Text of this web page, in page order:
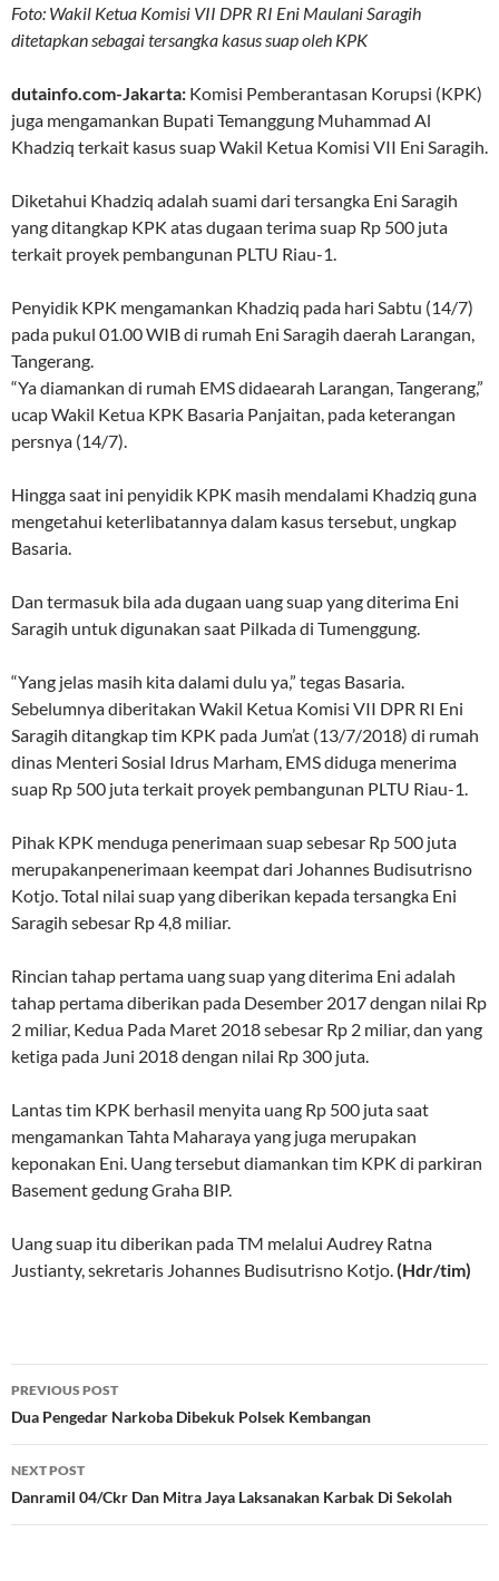
Foto: Wakil Ketua Komisi VII DPR RI Eni Maulani Saragih
ditetapkan sebagai tersangka kasus suap oleh KPK
dutainfo.com-Jakarta: Komisi Pemberantasan Korupsi (KPK)
juga mengamankan Bupati Temanggung Muhammad Al
Khadziq terkait kasus suap Wakil Ketua Komisi VII Eni Saragih.
Diketahui Khadziq adalah suami dari tersangka Eni Saragih
yang ditangkap KPK atas dugaan terima suap Rp 500 juta
terkait proyek pembangunan PLTU Riau-1.
Penyidik KPK mengamankan Khadziq pada hari Sabtu (14/7)
pada pukul 01.00 WIB di rumah Eni Saragih daerah Larangan,
Tangerang.
“Ya diamankan di rumah EMS didaearah Larangan, Tangerang,”
ucap Wakil Ketua KPK Basaria Panjaitan, pada keterangan
persnya (14/7).
Hingga saat ini penyidik KPK masih mendalami Khadziq guna
mengetahui keterlibatannya dalam kasus tersebut, ungkap
Basaria.
Dan termasuk bila ada dugaan uang suap yang diterima Eni
Saragih untuk digunakan saat Pilkada di Tumenggung.
“Yang jelas masih kita dalami dulu ya,” tegas Basaria.
Sebelumnya diberitakan Wakil Ketua Komisi VII DPR RI Eni
Saragih ditangkap tim KPK pada Jum’at (13/7/2018) di rumah
dinas Menteri Sosial Idrus Marham, EMS diduga menerima
suap Rp 500 juta terkait proyek pembangunan PLTU Riau-1.
Pihak KPK menduga penerimaan suap sebesar Rp 500 juta
merupakanpenerimaan keempat dari Johannes Budisutrisno
Kotjo. Total nilai suap yang diberikan kepada tersangka Eni
Saragih sebesar Rp 4,8 miliar.
Rincian tahap pertama uang suap yang diterima Eni adalah
tahap pertama diberikan pada Desember 2017 dengan nilai Rp
2 miliar, Kedua Pada Maret 2018 sebesar Rp 2 miliar, dan yang
ketiga pada Juni 2018 dengan nilai Rp 300 juta.
Lantas tim KPK berhasil menyita uang Rp 500 juta saat
mengamankan Tahta Maharaya yang juga merupakan
keponakan Eni. Uang tersebut diamankan tim KPK di parkiran
Basement gedung Graha BIP.
Uang suap itu diberikan pada TM melalui Audrey Ratna
Justianty, sekretaris Johannes Budisutrisno Kotjo. (Hdr/tim)
Post
navigation
PREVIOUS POST
Dua Pengedar Narkoba Dibekuk Polsek Kembangan
NEXT POST
Danramil 04/Ckr Dan Mitra Jaya Laksanakan Karbak Di Sekolah